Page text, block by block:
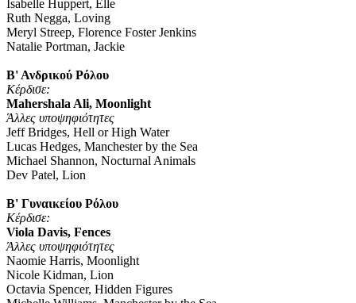
Isabelle Huppert, Elle
Ruth Negga, Loving
Meryl Streep, Florence Foster Jenkins
Natalie Portman, Jackie
Β' Ανδρικού Ρόλου
Κέρδισε:
Mahershala Ali, Moonlight
Άλλες υποψηφιότητες
Jeff Bridges, Hell or High Water
Lucas Hedges, Manchester by the Sea
Michael Shannon, Nocturnal Animals
Dev Patel, Lion
Β' Γυναικείου Ρόλου
Κέρδισε:
Viola Davis, Fences
Άλλες υποψηφιότητες
Naomie Harris, Moonlight
Nicole Kidman, Lion
Octavia Spencer, Hidden Figures